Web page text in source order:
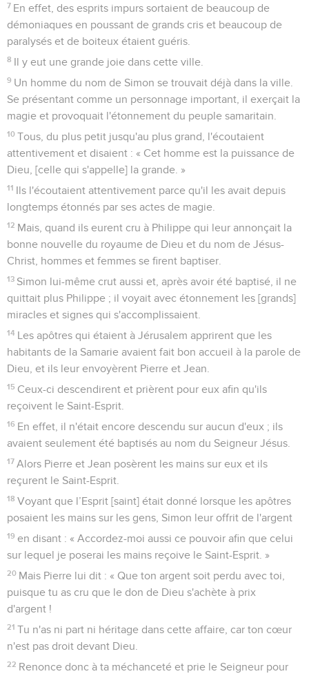
7 En effet, des esprits impurs sortaient de beaucoup de
démoniaques en poussant de grands cris et beaucoup de
paralysés et de boiteux étaient guéris.
8 Il y eut une grande joie dans cette ville.
9 Un homme du nom de Simon se trouvait déjà dans la ville.
Se présentant comme un personnage important, il exerçait la
magie et provoquait l'étonnement du peuple samaritain.
10 Tous, du plus petit jusqu'au plus grand, l'écoutaient
attentivement et disaient : « Cet homme est la puissance de
Dieu, [celle qui s'appelle] la grande. »
11 Ils l'écoutaient attentivement parce qu'il les avait depuis
longtemps étonnés par ses actes de magie.
12 Mais, quand ils eurent cru à Philippe qui leur annonçait la
bonne nouvelle du royaume de Dieu et du nom de Jésus-
Christ, hommes et femmes se firent baptiser.
13 Simon lui-même crut aussi et, après avoir été baptisé, il ne
quittait plus Philippe ; il voyait avec étonnement les [grands]
miracles et signes qui s'accomplissaient.
14 Les apôtres qui étaient à Jérusalem apprirent que les
habitants de la Samarie avaient fait bon accueil à la parole de
Dieu, et ils leur envoyèrent Pierre et Jean.
15 Ceux-ci descendirent et prièrent pour eux afin qu'ils
reçoivent le Saint-Esprit.
16 En effet, il n'était encore descendu sur aucun d'eux ; ils
avaient seulement été baptisés au nom du Seigneur Jésus.
17 Alors Pierre et Jean posèrent les mains sur eux et ils
reçurent le Saint-Esprit.
18 Voyant que l’Esprit [saint] était donné lorsque les apôtres
posaient les mains sur les gens, Simon leur offrit de l'argent
19 en disant : « Accordez-moi aussi ce pouvoir afin que celui
sur lequel je poserai les mains reçoive le Saint-Esprit. »
20 Mais Pierre lui dit : « Que ton argent soit perdu avec toi,
puisque tu as cru que le don de Dieu s'achète à prix
d'argent !
21 Tu n'as ni part ni héritage dans cette affaire, car ton cœur
n'est pas droit devant Dieu.
22 Renonce donc à ta méchanceté et prie le Seigneur pour